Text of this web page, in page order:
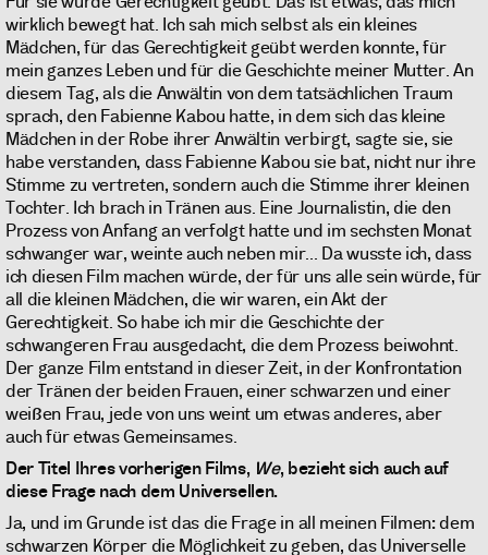
wirklich bewegt hat. Ich sah mich selbst als ein kleines
Mädchen, für das Gerechtigkeit geübt werden konnte, für
mein ganzes Leben und für die Geschichte meiner Mutter. An
diesem Tag, als die Anwältin von dem tatsächlichen Traum
sprach, den Fabienne Kabou hatte, in dem sich das kleine
Mädchen in der Robe ihrer Anwältin verbirgt, sagte sie, sie
habe verstanden, dass Fabienne Kabou sie bat, nicht nur ihre
Stimme zu vertreten, sondern auch die Stimme ihrer kleinen
Tochter. Ich brach in Tränen aus. Eine Journalistin, die den
Prozess von Anfang an verfolgt hatte und im sechsten Monat
schwanger war, weinte auch neben mir... Da wusste ich, dass
ich diesen Film machen würde, der für uns alle sein würde, für
all die kleinen Mädchen, die wir waren, ein Akt der
Gerechtigkeit. So habe ich mir die Geschichte der
schwangeren Frau ausgedacht, die dem Prozess beiwohnt.
Der ganze Film entstand in dieser Zeit, in der Konfrontation
der Tränen der beiden Frauen, einer schwarzen und einer
weißen Frau, jede von uns weint um etwas anderes, aber
auch für etwas Gemeinsames.
Der Titel Ihres vorherigen Films, We, bezieht sich auch auf
diese Frage nach dem Universellen.
Ja, und im Grunde ist das die Frage in all meinen Filmen: dem
schwarzen Körper die Möglichkeit zu geben, das Universelle